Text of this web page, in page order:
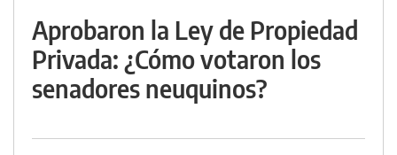
Aprobaron la Ley de Propiedad
Privada: ¿Cómo votaron los
senadores neuquinos?